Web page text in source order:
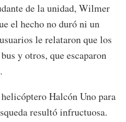
de la unidad, Wilmer
el hecho no duró ni un
le relataron que los
y otros, que escaparon
Halcón Uno para
resultó infructuosa.